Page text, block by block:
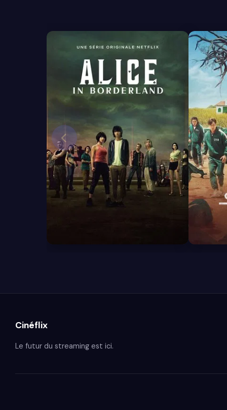
Cinéflix
Le futur du streaming est ici.